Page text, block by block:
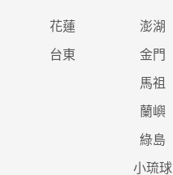
花蓮 澎湖
台東 金門
馬祖
蘭嶼
綠島
小琉球